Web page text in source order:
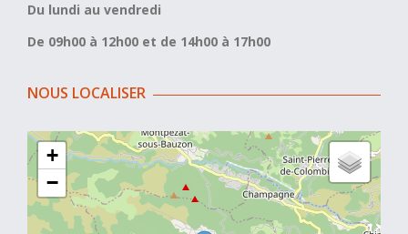
Du lundi au vendredi
De 09h00 à 12h00 et de 14h00 à 17h00
NOUS LOCALISER
+
−